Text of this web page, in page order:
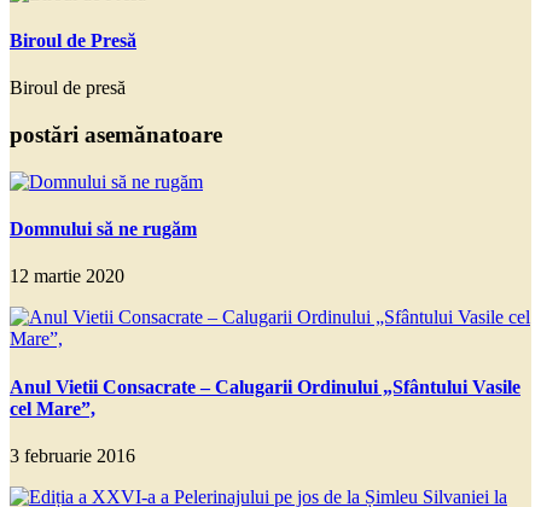
Biroul de Presă
Biroul de presă
postări asemănatoare
Domnului să ne rugăm
12 martie 2020
Anul Vietii Consacrate – Calugarii Ordinului „Sfântului Vasile
cel Mare”,
3 februarie 2016